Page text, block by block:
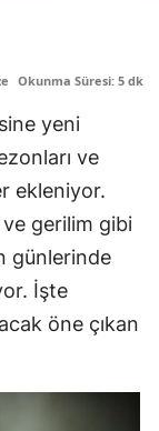
Okunma Süresi: 5 dk
yeni
ve
ekleniyor.
gerilim gibi
günlerinde
İşte
öne çıkan